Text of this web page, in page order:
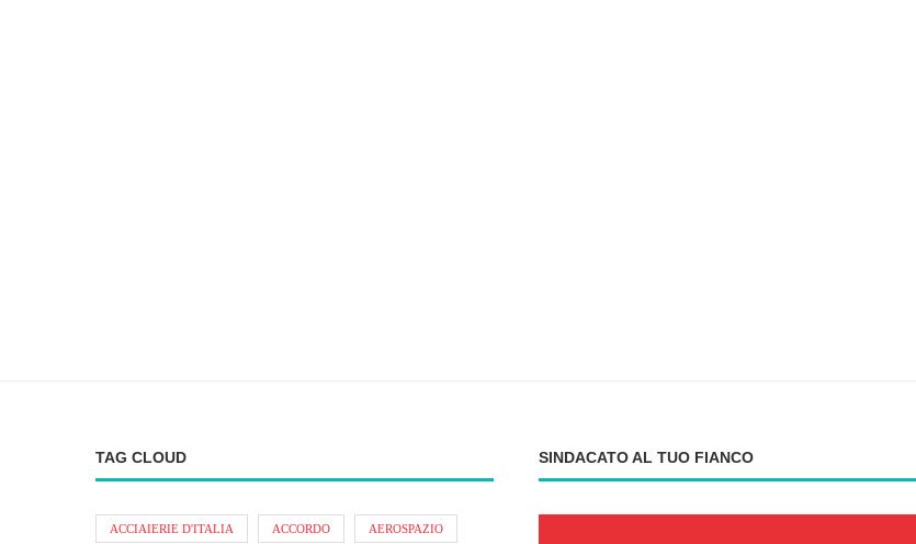
TAG CLOUD
ACCIAIERIE D'ITALIA ACCORDO AEROSPAZIO
SINDACATO AL TUO FIANCO